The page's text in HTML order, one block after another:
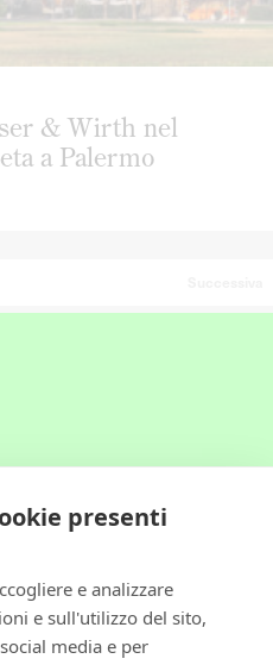
& Wirth nel
a Palermo
presenti
e analizzare
e sull'utilizzo del sito,
media e per